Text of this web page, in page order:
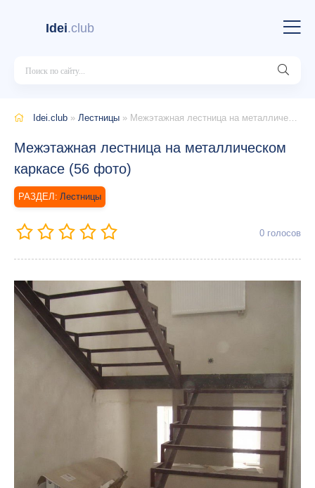
Idei.club
Idei.club » Лестницы » Межэтажная лестница на металлическом каркасе (56 фото)
Межэтажная лестница на металлическом
каркасе (56 фото)
Лестницы
0 голосов